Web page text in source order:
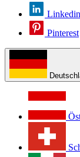
Linkedin
Pinterest